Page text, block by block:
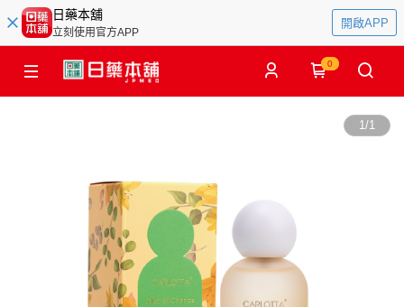
日藥本舖
立刻使用官方APP
開啟APP
0
1/1